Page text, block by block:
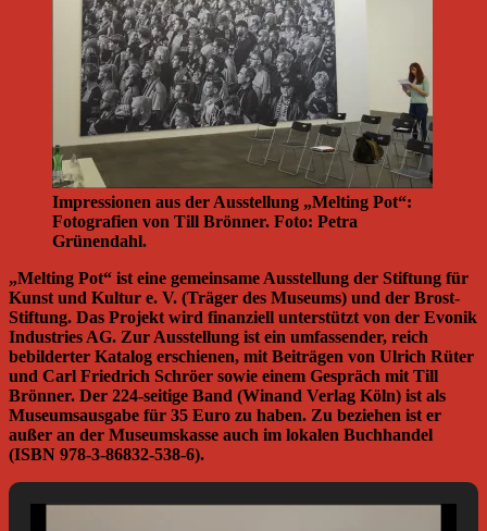
Impressionen aus der Ausstellung „Melting Pot“:
Fotografien von Till Brönner. Foto: Petra
Grünendahl.
„Melting Pot“ ist eine gemeinsame Ausstellung der Stiftung für
Kunst und Kultur e. V. (Träger des Museums) und der Brost-
Stiftung. Das Projekt wird finanziell unterstützt von der Evonik
Industries AG. Zur Ausstellung ist ein umfassender, reich
bebilderter Katalog erschienen, mit Beiträgen von Ulrich Rüter
und Carl Friedrich Schröer sowie einem Gespräch mit Till
Brönner. Der 224-seitige Band (Winand Verlag Köln) ist als
Museumsausgabe für 35 Euro zu haben. Zu beziehen ist er
außer an der Museumskasse auch im lokalen Buchhandel
(ISBN 978-3-86832-538-6).